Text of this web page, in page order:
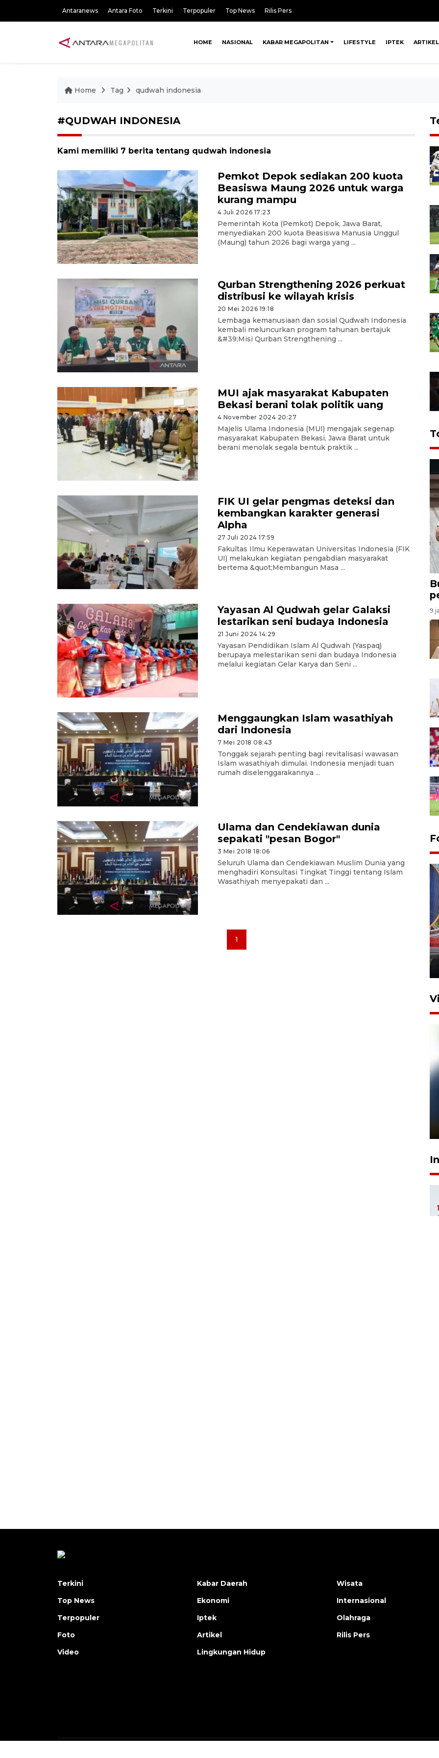
Antaranews Antara Foto Terkini Terpopuler Top News Rilis Pers
HOME NASIONAL KABAR MEGAPOLITAN LIFESTYLE IPTEK ARTIKEL
Home Tag qudwah indonesia
#QUDWAH INDONESIA
Kami memiliki 7 berita tentang qudwah indonesia
Pemkot Depok sediakan 200 kuota
Beasiswa Maung 2026 untuk warga
kurang mampu
4 Juli 2026 17:23
Pemerintah Kota (Pemkot) Depok, Jawa Barat,
menyediakan 200 kuota Beasiswa Manusia Unggul
(Maung) tahun 2026 bagi warga yang ...
Qurban Strengthening 2026 perkuat
distribusi ke wilayah krisis
20 Mei 2026 19:18
Lembaga kemanusiaan dan sosial Qudwah Indonesia
kembali meluncurkan program tahunan bertajuk
&#39;Misi Qurban Strengthening ...
MUI ajak masyarakat Kabupaten
Bekasi berani tolak politik uang
4 November 2024 20:27
Majelis Ulama Indonesia (MUI) mengajak segenap
masyarakat Kabupaten Bekasi, Jawa Barat untuk
berani menolak segala bentuk praktik ...
FIK UI gelar pengmas deteksi dan
kembangkan karakter generasi
Alpha
27 Juli 2024 17:59
Fakultas Ilmu Keperawatan Universitas Indonesia (FIK
UI) melakukan kegiatan pengabdian masyarakat
bertema &quot;Membangun Masa ...
Yayasan Al Qudwah gelar Galaksi
lestarikan seni budaya Indonesia
21 Juni 2024 14:29
Yayasan Pendidikan Islam Al Qudwah (Yaspaq)
berupaya melestarikan seni dan budaya Indonesia
melalui kegiatan Gelar Karya dan Seni ...
Menggaungkan Islam wasathiyah
dari Indonesia
7 Mei 2018 08:43
Tonggak sejarah penting bagi revitalisasi wawasan
Islam wasathiyah dimulai. Indonesia menjadi tuan
rumah diselenggarakannya ...
Ulama dan Cendekiawan dunia
sepakati "pesan Bogor"
3 Mei 2018 18:06
Seluruh Ulama dan Cendekiawan Muslim Dunia yang
menghadiri Konsultasi Tingkat Tinggi tentang Islam
Wasathiyah menyepakati dan ...
1
9
Terkini
Top News
Terpopuler
Foto
Video
Kabar Daerah
Ekonomi
Iptek
Artikel
Lingkungan Hidup
Wisata
Internasional
Olahraga
Rilis Pers